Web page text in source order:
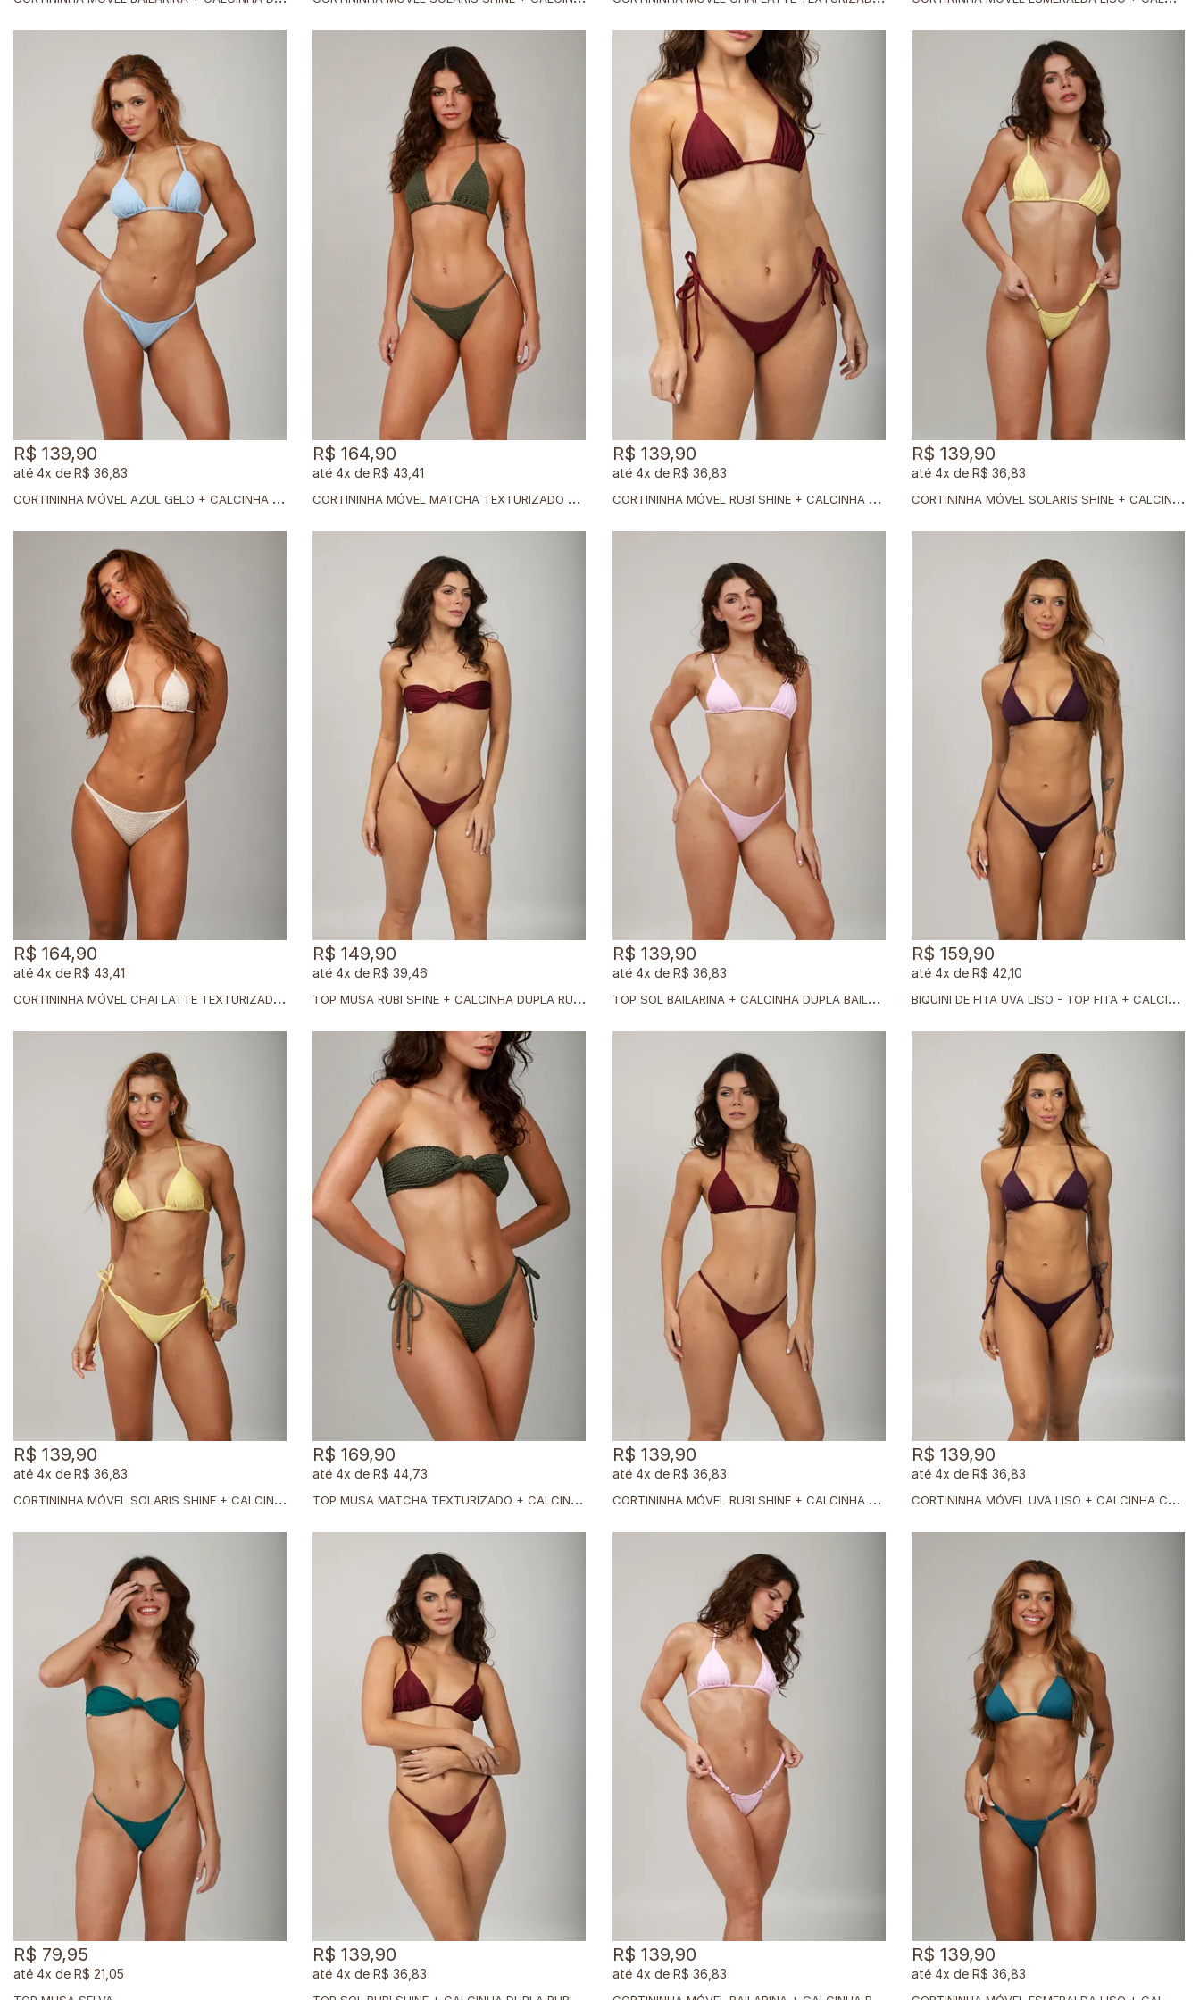
C
ORTININHA MÓVEL AZUL GELO + CALCINHA DUPLA AZUL GELO
R$ 139,90
4x de R$ 36,83
C
ORTININHA MÓVEL MATCHA TEXTURIZADO + CALCINHA DUPLA MATCHA TEXTURIZADO
R$ 164,90
4x deR$ 43,41
C
ORTININHA MÓVEL RUBI SHINE + CALCINHA CLÁSSICA RUBI SHINE
R$ 139,90
4x de R$ 36,83
C
ORTININHA MÓVEL SOLARIS SHINE + CALCINHA BRONZE SOLARIS SHINE
R$ 139,90
4x de R$ 36,83
C
ORTININHA MÓVEL CHAI LATTE TEXTURIZADO + CALCINHA DUPLA CHAI LATTE TEXTURIZADO
R$ 164,90
4x de R$ 43,41
T
OP MUSA RUBI SHINE + CALCINHA DUPLA RUBI SHINE
R$ 149,90
4x deR$ 39,46
T
OP SOL BAILARINA + CALCINHA DUPLA BAILARINA
R$ 139,90
4x de R$ 36,83
B
IQUINI DE FITA UVA LISO - TOP FITA + CALCINHA FITA
R$ 159,90
4x de R$ 42,10
C
ORTININHA MÓVEL SOLARIS SHINE + CALCINHA CLÁSSICA SOLARIS SHINE
R$ 139,90
4x de R$ 36,83
T
OP MUSA MATCHA TEXTURIZADO + CALCINHA CLÁSSICA MATCHA TEXTURIZADO
R$ 169,90
4x deR$ 44,73
C
ORTININHA MÓVEL RUBI SHINE + CALCINHA DUPLA RUBI SHINE
R$ 139,90
4x de R$ 36,83
C
ORTININHA MÓVEL UVA LISO + CALCINHA CLÁSSICA UVA LISO
R$ 139,90
4x de R$ 36,83
R$ 79,95
4x de R$ 21,05
R$ 139,90
4x deR$ 36,83
R$ 139,90
4x de R$ 36,83
R$ 139,90
4x de R$ 36,83